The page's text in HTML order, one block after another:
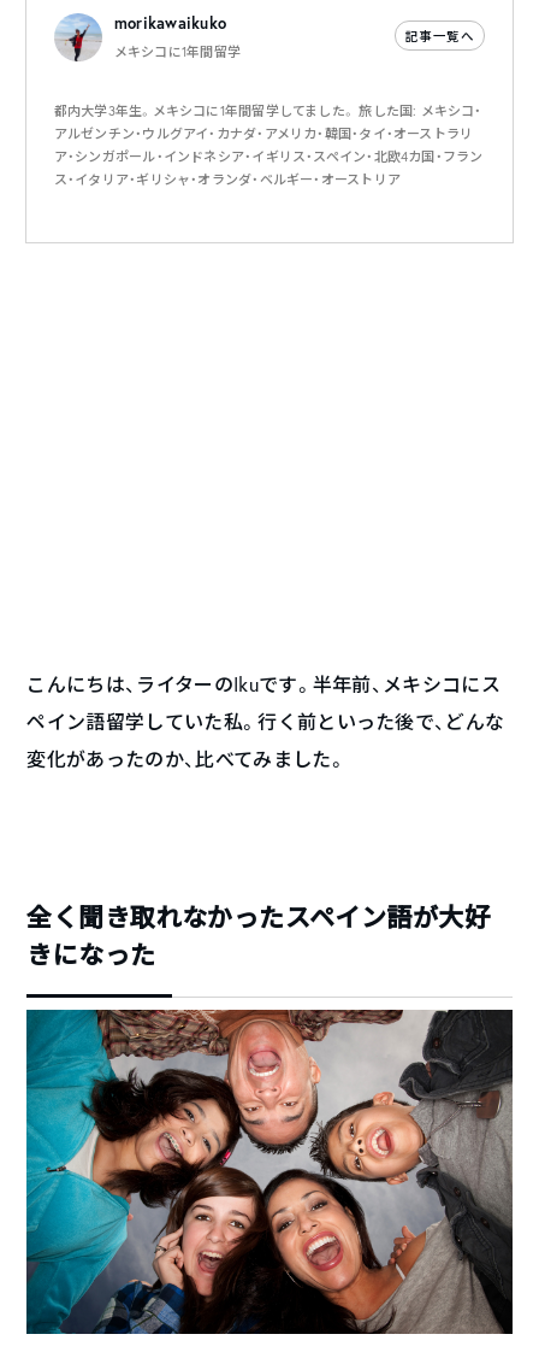
morikawaikuko
メキシコに1年間留学
記事一覧へ
都内大学3年生。メキシコに1年間留学してました。 旅した国: メキシコ・
アルゼンチン・ウルグアイ・カナダ・アメリカ・韓国・タイ・オーストラリ
ア・シンガポール・インドネシア・イギリス・スペイン・北欧4カ国・フラン
ス・イタリア・ギリシャ・オランダ・ベルギー・オーストリア
こんにちは、ライターのIkuです。半年前、メキシコにス
ペイン語留学していた私。行く前といった後で、どんな
変化があったのか、比べてみました。
全く聞き取れなかったスペイン語が大好
きになった